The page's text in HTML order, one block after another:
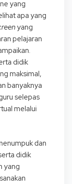
yang
apa yang
yang
pelajaran
didik
maksimal,
banyaknya
selepas
melalui
dan
didik
yang